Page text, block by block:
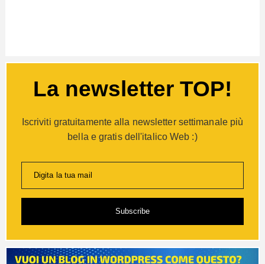
La newsletter TOP!
Iscriviti gratuitamente alla newsletter settimanale più
bella e gratis dell'italico Web :)
Digita la tua mail
Subscribe